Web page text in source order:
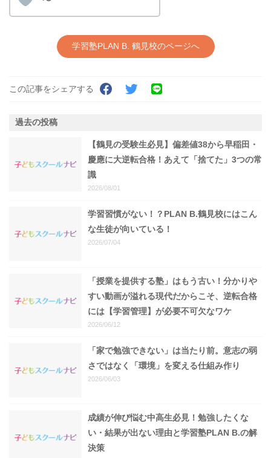
学習塾PLAN B. 鶴見校のページへ
この記事をシェアする
過去の投稿
【鶴見の受験生必見】偏差値38から早稲田・
慶應に大逆転合格！あえて「捨てた」3つの常
識
2026/08/01
学習習慣がない！？PLAN B.鶴見校にはこん
な生徒が向いている！
2026/07/04
「授業を提供する塾」はもう古い！分かりや
すい動画が溢れる現代だからこそ、逆転合格
には【学習管理】が必要不可欠なワケ
2026/06/12
「家で勉強できない」は当たり前。意志の弱
さではなく「環境」を変える仕組み作り
2026/06/03
成績が伸び悩む中高生必見！勉強したくな
い・結果が出ない理由と学習塾PLAN B.の解
決策